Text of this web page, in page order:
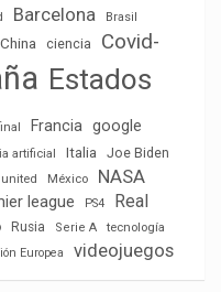
Barcelona
Brasil
China ciencia
Covid-
Estados
Francia google
artificial Italia Joe Biden
México NASA
league PS4
Real
Rusia Serie A
tecnología
Europea videojuegos